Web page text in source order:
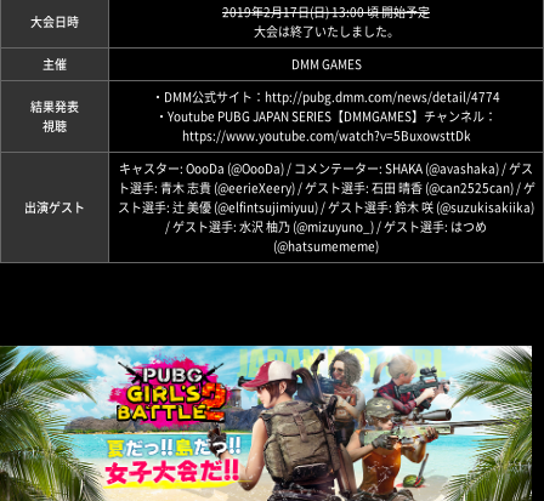
大会日時
2019年2月17日(日) 13:00 頃 開始予定
大会は終了いたしました。
主催
DMM GAMES
結果発表
視聴
・DMM公式サイト： http://pubg.dmm.com/news/detail/4774
・Youtube PUBG JAPAN SERIES【DMMGAMES】チャンネル：
https://www.youtube.com/watch?v=5BuxowsttDk
出演ゲスト
キャスター: OooDa (@OooDa) / コメンテーター: SHAKA (@avashaka) / ゲス
ト選手: 青木 志貴 (@eerieXeery) / ゲスト選手: 石田 晴香 (@can2525can) / ゲ
スト選手: 辻 美優 (@elfintsujimiyuu) / ゲスト選手: 鈴木 咲 (@suzukisakiika)
/ ゲスト選手: 水沢 柚乃 (@mizuyuno_ ) / ゲスト選手: はつめ
(@hatsumememe)